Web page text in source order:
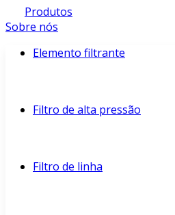
Produtos
Sobre nós
Elemento filtrante
Filtro de alta pressão
Filtro de linha